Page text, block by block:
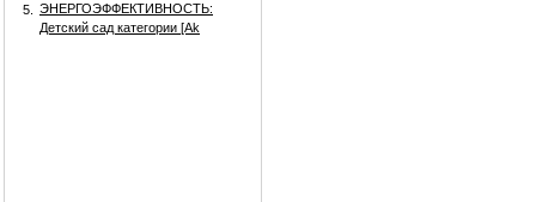
5.
ЭНЕРГОЭФФЕКТИВНОСТЬ:
Детский сад категории [Аk